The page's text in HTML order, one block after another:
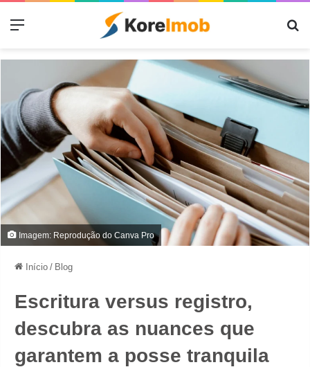
Menu
Imagem: Reprodução do Canva Pro
Início / Blog
Escritura versus registro,
descubra as nuances que
garantem a posse tranquila